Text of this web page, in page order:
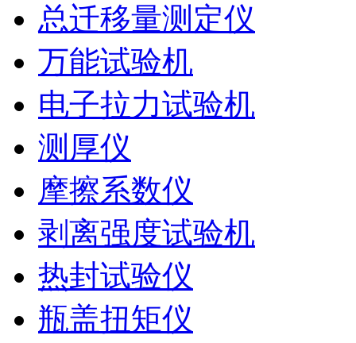
总迁移量测定仪
万能试验机
电子拉力试验机
测厚仪
摩擦系数仪
剥离强度试验机
热封试验仪
瓶盖扭矩仪